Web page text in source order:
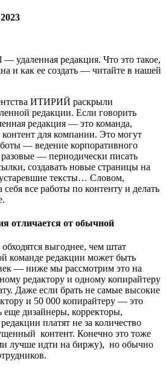
удаленная редакция. Что это такое,
и как ее создать — читайте в нашей
ИТИРИЙ раскрыли
редакции. Если говорить
редакция — это команда,
контент для компании. Это могут
— ведение корпоративного
— периодически писать
создавать новые страницы на
устаревшие тексты… Словом,
все работы по контенту и делать
отличается от обычной
выгоднее, чем штат
команде редакции может быть
— ниже мы рассмотрим это на
редактору и одному копирайтеру
Даже если брать не самые высокие
и 50 000 копирайтеру — это
еще дизайнеры, корректоры,
платят не за количество
контент. Конечно это тоже
лучше идти на биржу), но обычно